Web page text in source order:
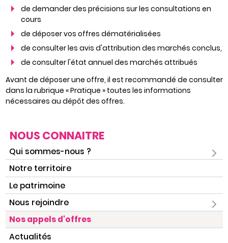
de demander des précisions sur les consultations en
cours
de déposer vos offres dématérialisées
de consulter les avis d'attribution des marchés conclus,
de consulter l'état annuel des marchés attribués
Avant de déposer une offre, il est recommandé de consulter
dans la rubrique « Pratique » toutes les informations
nécessaires au dépôt des offres.
NOUS CONNAITRE
Qui sommes-nous ?
Notre territoire
Le patrimoine
Nous rejoindre
Nos appels d'offres
Actualités